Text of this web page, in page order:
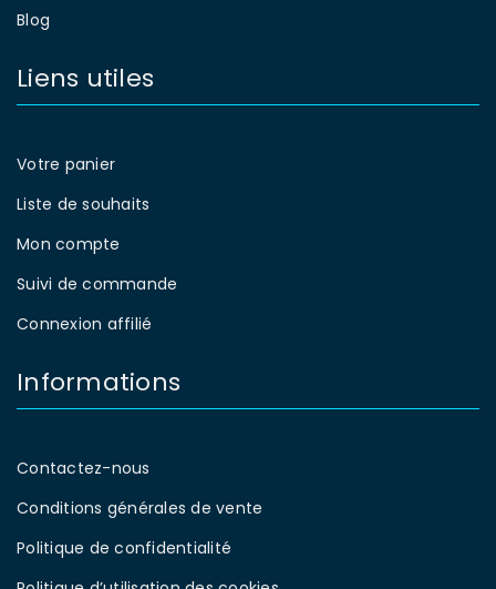
Blog
Liens utiles
Votre panier
Liste de souhaits
Mon compte
Suivi de commande
Connexion affilié
Informations
Contactez-nous
Conditions générales de vente
Politique de confidentialité